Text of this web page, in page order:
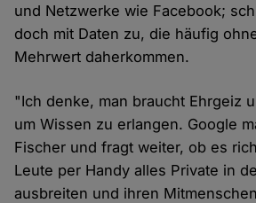
und Netzwerke wie Facebook;
doch mit Daten zu, die häufig
Mehrwert daherkommen.
"Ich denke, man braucht Ehrgeiz
um Wissen zu erlangen. Google
Fischer und fragt weiter, ob es
Leute per Handy alles Private in
ausbreiten und ihren